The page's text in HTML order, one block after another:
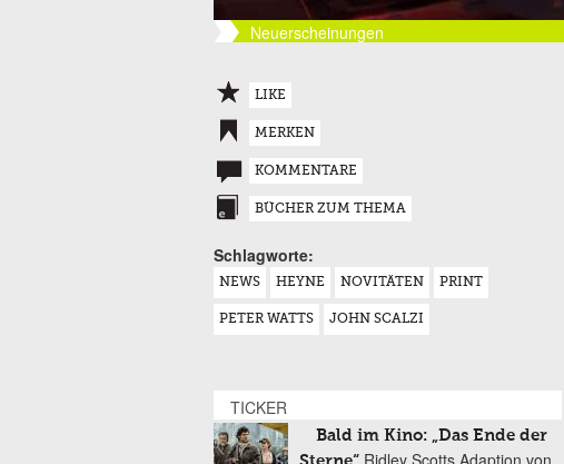
Neuerscheinungen
LIKE
MERKEN
KOMMENTARE
BÜCHER ZUM THEMA
Schlagworte:
NEWS HEYNE NOVITÄTEN PRINT
PETER WATTS JOHN SCALZI
TICKER
Bald im Kino: „Das Ende der
Ridley Scotts Adaption von